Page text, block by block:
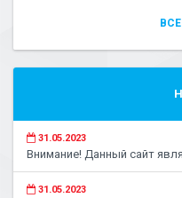
31.05.2023
Внимание! Данный сайт
31.05.2023